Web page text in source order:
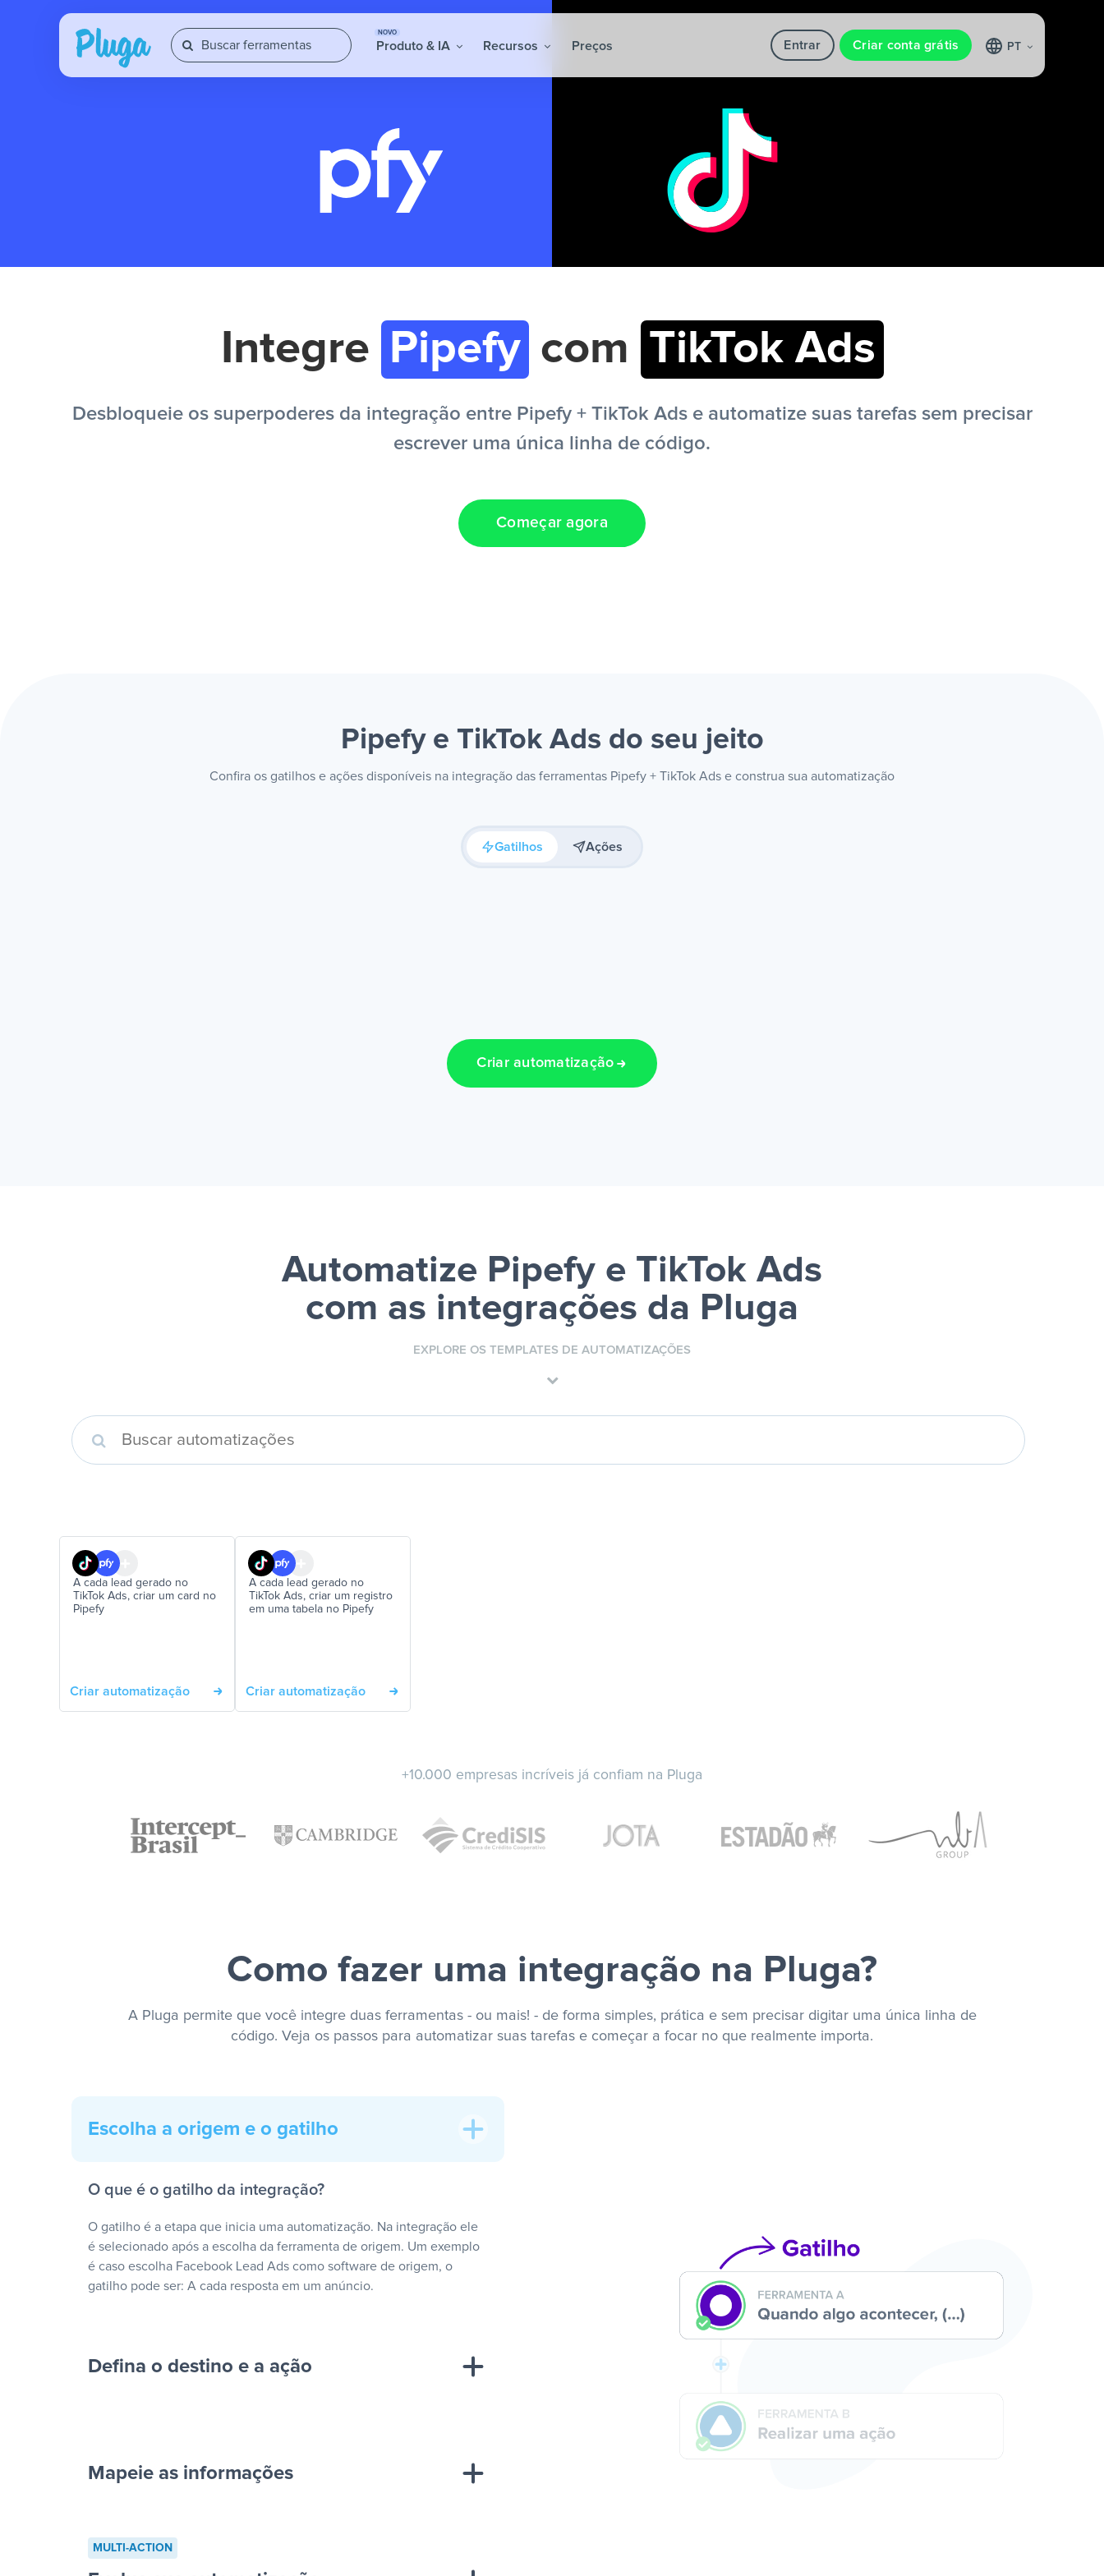
NOVO
Produto & IA Recursos Preços Entrar Criar conta grátis PT
Integre Pipefy com TikTok Ads
Desbloqueie os superpoderes da integração entre Pipefy + TikTok Ads e automatize suas tarefas sem precisar
escrever uma única linha de código.
Começar agora
Pipefy e TikTok Ads do seu jeito
Confira os gatilhos e ações disponíveis na integração das ferramentas Pipefy + TikTok Ads e construa sua automatização
Gatilhos Ações
Criar automatização
Automatize Pipefy e TikTok Ads
com as integrações da Pluga
EXPLORE OS TEMPLATES DE AUTOMATIZAÇÕES
A cada lead gerado no
TikTok Ads, criar um card no
Pipefy
Criar automatização
A cada lead gerado no
TikTok Ads, criar um registro
em uma tabela no Pipefy
Criar automatização
+10.000 empresas incríveis já confiam na Pluga
Como fazer uma integração na Pluga?
A Pluga permite que você integre duas ferramentas - ou mais! - de forma simples, prática e sem precisar digitar uma única linha de
código. Veja os passos para automatizar suas tarefas e começar a focar no que realmente importa.
Escolha a origem e o gatilho
O que é o gatilho da integração?
O gatilho é a etapa que inicia uma automatização. Na integração ele
é selecionado após a escolha da ferramenta de origem. Um exemplo
é caso escolha Facebook Lead Ads como software de origem, o
gatilho pode ser: A cada resposta em um anúncio.
Defina o destino e a ação
cada resposta em um anúncio”
“Adicionar dados em uma nova linha de uma
Mapeie as informações
MULTI-ACTION